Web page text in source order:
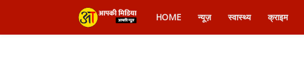
HOME न्यूज़ स्वास्थ्य क्राइम